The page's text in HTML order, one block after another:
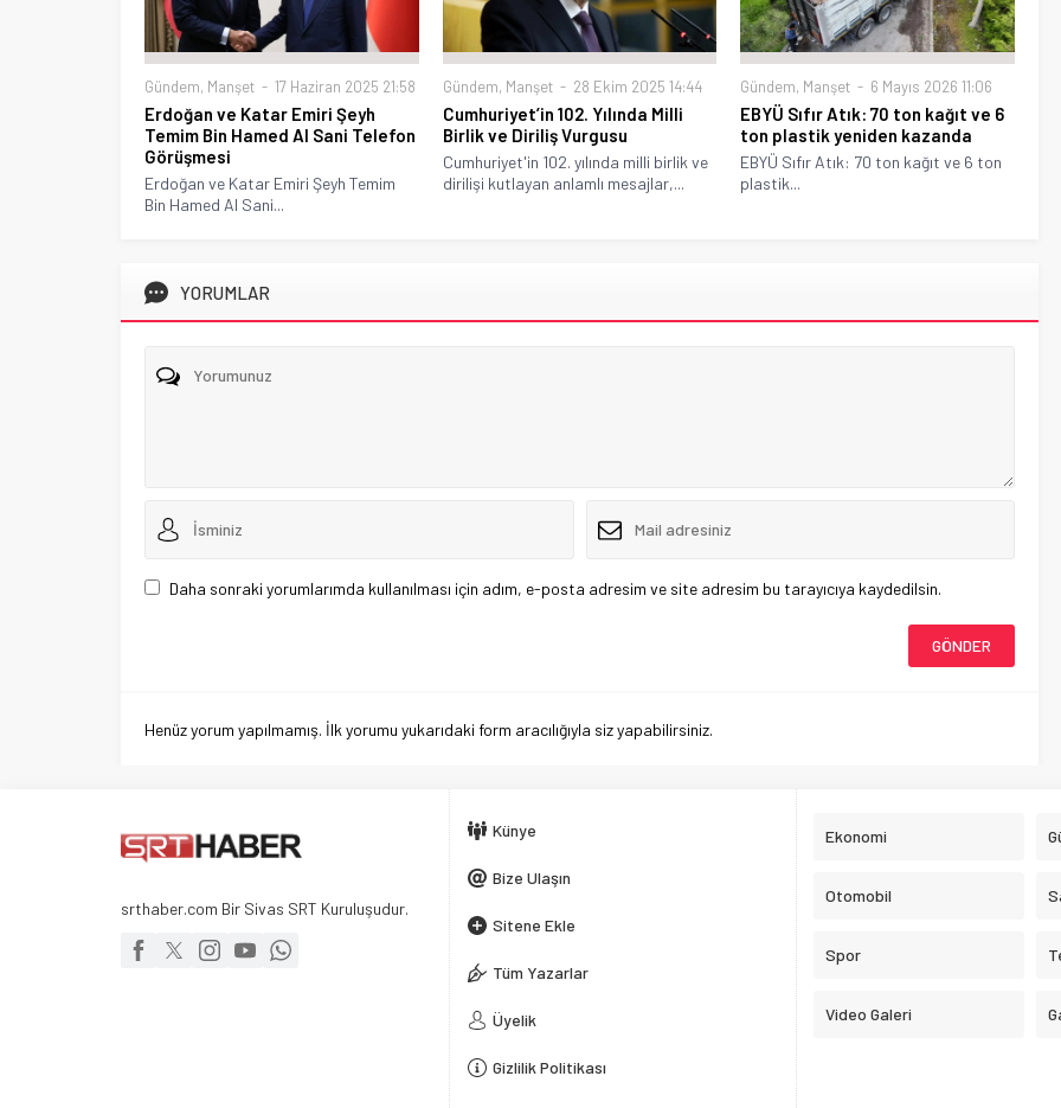
Gündem, Manşet 17 Haziran 2025 21:58
Erdoğan ve Katar Emiri Şeyh
Temim Bin Hamed Al Sani Telefon
Görüşmesi
Erdoğan ve Katar Emiri Şeyh Temim
Bin Hamed Al Sani...
Gündem, Manşet 28 Ekim 2025 14:44
Cumhuriyet’in 102. Yılında Milli
Birlik ve Diriliş Vurgusu
Cumhuriyet'in 102. yılında milli birlik ve
dirilişi kutlayan anlamlı mesajlar,...
Gündem, Manşet 6 Mayıs 2026 11:06
EBYÜ Sıfır Atık: 70 ton kağıt ve 6
ton plastik yeniden kazanda
EBYÜ Sıfır Atık: 70 ton kağıt ve 6 ton
plastik...
YORUMLAR
Daha sonraki yorumlarımda kullanılması için adım, e-posta adresim ve site adresim bu tarayıcıya kaydedilsin.
Henüz yorum yapılmamış. İlk yorumu yukarıdaki form aracılığıyla siz yapabilirsiniz.
srthaber.com Bir Sivas SRT Kuruluşudur.
Künye
Bize Ulaşın
Sitene Ekle
Tüm Yazarlar
Üyelik
Gizlilik Politikası
Ekonomi
Otomobil
Spor
Video Galeri